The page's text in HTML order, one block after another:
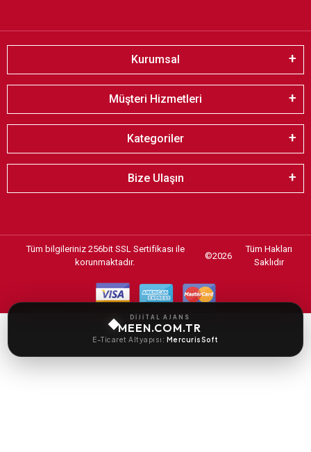
Kurumsal
Müşteri Hizmetleri
Kategoriler
Bize Ulaşın
Tüm bilgileriniz 256bit SSL Sertifikası ile
korunmaktadır.
©2026
Tüm Hakları
Saklıdır
E-Ticaret Altyapısı: MercurisSoft
DİJİTAL AJANS
MEEN.COM.TR